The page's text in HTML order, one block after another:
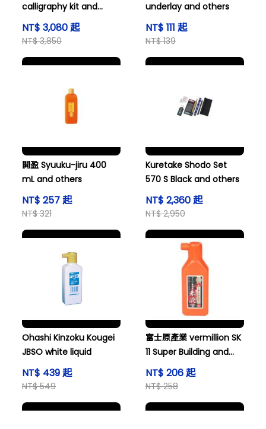
calligraphy kit and
others
NT$ 3,080 起
NT$ 3,850
underlay and others
NT$ 111 起
NT$ 139
開盈 Syuuku-jiru 400
mL and others
NT$ 257 起
NT$ 321
Kuretake Shodo Set
570 S Black and others
NT$ 2,360 起
NT$ 2,950
Ohashi Kinzoku Kougei
JBSO white liquid
NT$ 439 起
NT$ 549
富士原產業 vermillion SK
11 Super Building and
others
NT$ 206 起
NT$ 258